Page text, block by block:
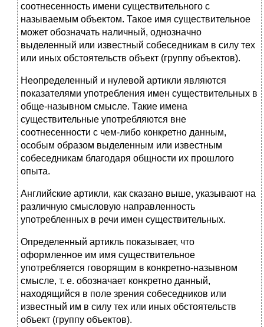
соотнесенность имени существительного с
называемым объектом. Такое имя существительное
может обозначать наличный, однозначно
выделенный или известный собеседникам в силу тех
или иных обстоятельств объект (группу объектов).
Неопределенный и нулевой артикли являются
показателями употребления имен существительных в
обще-назывном смысле. Такие имена
существительные употребляются вне
соотнесенности с чем-либо конкретно данным,
особым образом выделенным или известным
собеседникам благодаря общности их прошлого
опыта.
Английские артикли, как сказано выше, указывают на
различную смысловую направленность
употребленных в речи имен существительных.
Определенный артикль показывает, что
оформленное им имя существительное
употребляется говорящим в конкретно-назывном
смысле, т. е. обозначает конкретно данный,
находящийся в поле зрения собеседников или
известный им в силу тех или иных обстоятельств
объект (группу объектов).